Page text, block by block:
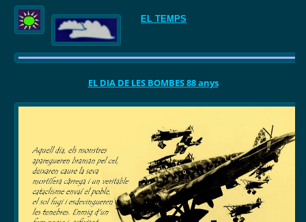
EL TEMPS
EL DIA DE LES BOMBES 88 anys